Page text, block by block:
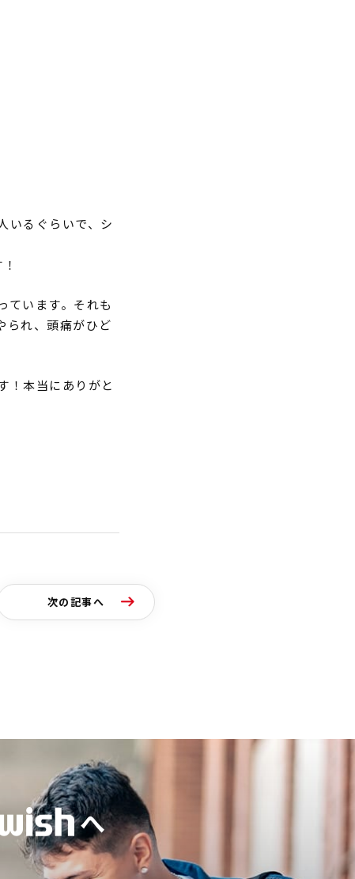
いるぐらいで、シ
ています。それも
られ、頭痛がひど
！本当にありがと
次の記事へ
へ